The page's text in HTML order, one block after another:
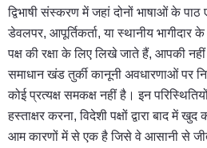
द्विभाषी संस्करण में जहां दोनों भाषाओं के
डेवलपर, आपूर्तिकर्ता, या स्थानीय
पक्ष की रक्षा के लिए लिखे जाते हैं, आपकी
समाधान खंड तुर्की कानूनी अवधारणाओं पर
कोई प्रत्यक्ष समकक्ष नहीं है। इन
हस्ताक्षर करना, विदेशी पक्षों द्वारा बाद में
आम कारणों में से एक है जिसे वे आसानी से